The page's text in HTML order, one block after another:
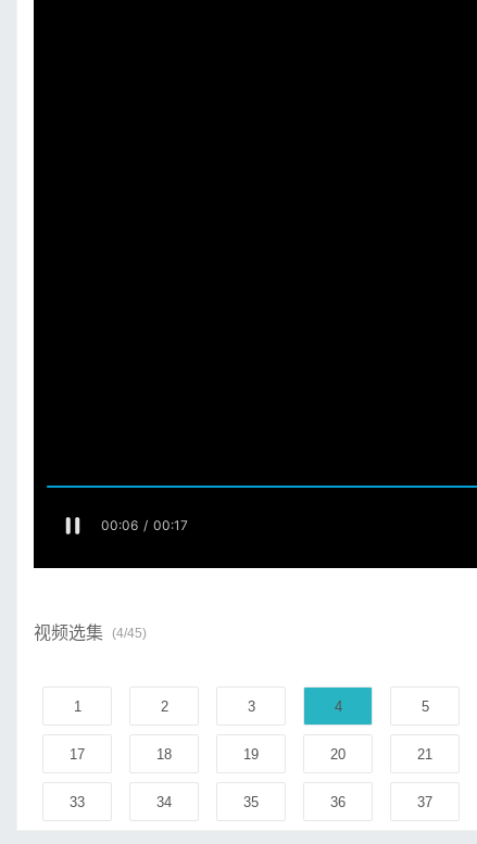
视频选集 (4/45)
1 2 3 4 5
17 18 19 20 21
33 34 35 36 37